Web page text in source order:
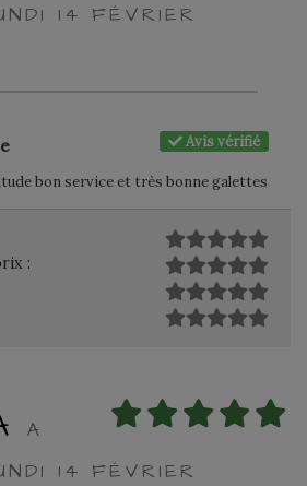
14 FÉVRIER
Avis vérifié
bon service et très bonne galettes
:
A
14 FÉVRIER